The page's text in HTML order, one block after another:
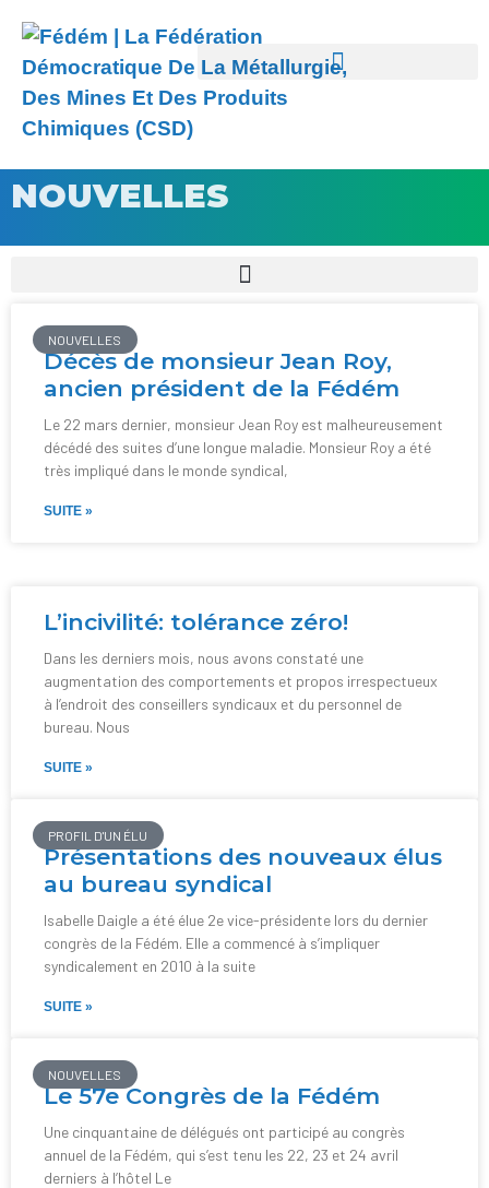
NOUVELLES
NOUVELLES
Décès de monsieur Jean Roy,
ancien président de la Fédém
Le 22 mars dernier, monsieur Jean Roy est malheureusement
décédé des suites d’une longue maladie. Monsieur Roy a été
très impliqué dans le monde syndical,
SUITE »
L’incivilité: tolérance zéro!
Dans les derniers mois, nous avons constaté une
augmentation des comportements et propos irrespectueux
à l’endroit des conseillers syndicaux et du personnel de
bureau. Nous
SUITE »
PROFIL D'UN ÉLU
Présentations des nouveaux élus
au bureau syndical
Isabelle Daigle a été élue 2e vice-présidente lors du dernier
congrès de la Fédém. Elle a commencé à s’impliquer
syndicalement en 2010 à la suite
SUITE »
NOUVELLES
Le 57e Congrès de la Fédém
Une cinquantaine de délégués ont participé au congrès
annuel de la Fédém, qui s’est tenu les 22, 23 et 24 avril
derniers à l’hôtel Le